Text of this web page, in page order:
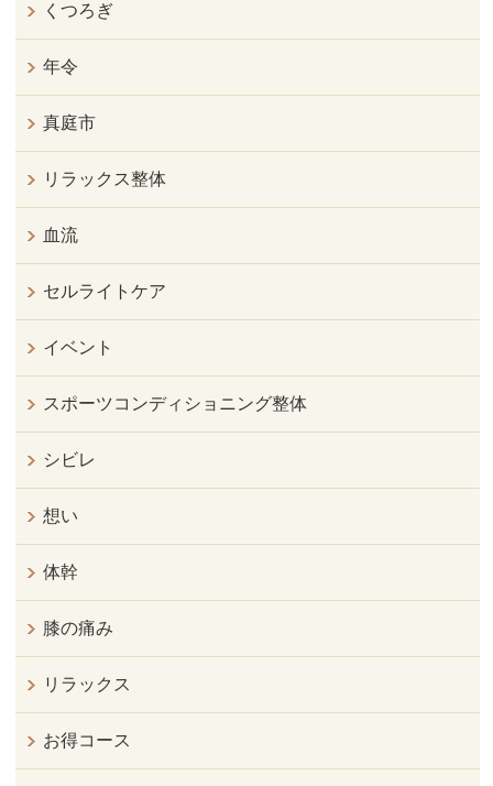
くつろぎ
年令
真庭市
リラックス整体
血流
セルライトケア
イベント
スポーツコンディショニング整体
シビレ
想い
体幹
膝の痛み
リラックス
お得コース